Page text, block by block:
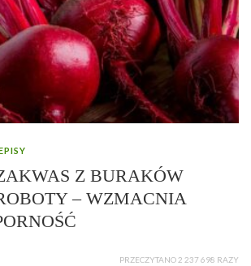
Z BURAKÓW
– WZMACNIA
PRZECZYTANO 2 237 698 RAZY